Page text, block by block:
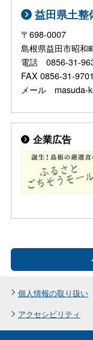
益田県土整
〒698-0007
島根県益田市昭和
電話 0856-31-
FAX 0856-31-9701
メール masuda-
企業広告
個人情報の取り扱い
アクセシビリティ